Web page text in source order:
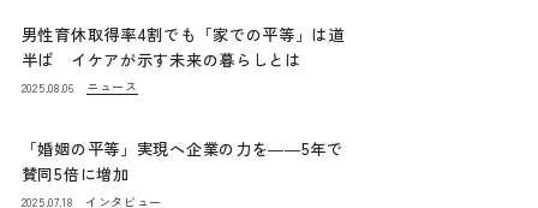
男性育休取得率4割でも「家での平等」は道
半ば イケアが示す未来の暮らしとは
2025.08.06 ニュース
「婚姻の平等」実現へ企業の力を――5年で
賛同5倍に増加
2025.07.18 インタビュー